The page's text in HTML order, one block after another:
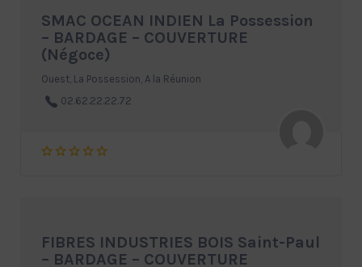
SMAC OCEAN INDIEN La Possession
– BARDAGE – COUVERTURE
(Négoce)
Ouest, La Possession, A la Réunion
02.62.22.22.72
FIBRES INDUSTRIES BOIS Saint-Paul
– BARDAGE – COUVERTURE